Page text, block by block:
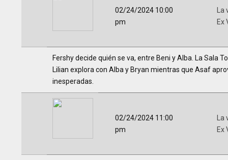
02/24/2024 10:00
pm
Ex
Fershy decide quién se va, entre Beni y Alba. La Sala
Lilian explora con Alba y Bryan mientras que Asaf
inesperadas.
02/24/2024 11:00
pm
Ex